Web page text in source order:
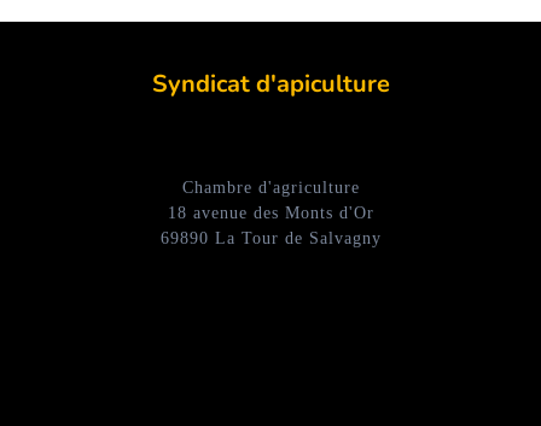
Syndicat d'apiculture
Chambre d'agriculture
18 avenue des Monts d'Or
69890 La Tour de Salvagny